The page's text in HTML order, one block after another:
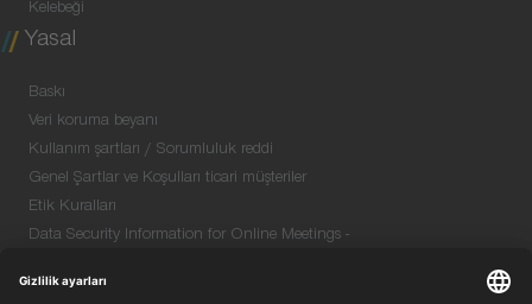
Kelebeği
Yasal
Baskı
Veri koruma beyanı
Kullanım şartları / Sorumluluk reddi
Genel Şartlar ve Koşulları ticari müşteriler
Etik Kuralları
Data Security Information for Online Meetings -